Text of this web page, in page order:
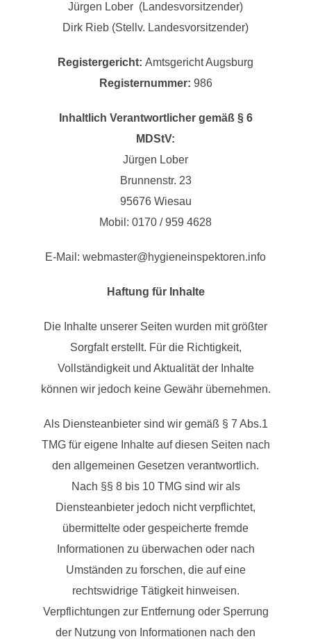
Jürgen Lober (Landesvorsitzender)
Dirk Rieb (Stellv. Landesvorsitzender)
Registergericht: Amtsgericht Augsburg
Registernummer: 986
Inhaltlich Verantwortlicher gemäß § 6
MDStV:
Jürgen Lober
Brunnenstr. 23
95676 Wiesau
Mobil: 0170 / 959 4628
E-Mail: webmaster@hygieneinspektoren.info
Haftung für Inhalte
Die Inhalte unserer Seiten wurden mit größter
Sorgfalt erstellt. Für die Richtigkeit,
Vollständigkeit und Aktualität der Inhalte
können wir jedoch keine Gewähr übernehmen.
Als Diensteanbieter sind wir gemäß § 7 Abs.1
TMG für eigene Inhalte auf diesen Seiten nach
den allgemeinen Gesetzen verantwortlich.
Nach §§ 8 bis 10 TMG sind wir als
Diensteanbieter jedoch nicht verpflichtet,
übermittelte oder gespeicherte fremde
Informationen zu überwachen oder nach
Umständen zu forschen, die auf eine
rechtswidrige Tätigkeit hinweisen.
Verpflichtungen zur Entfernung oder Sperrung
der Nutzung von Informationen nach den